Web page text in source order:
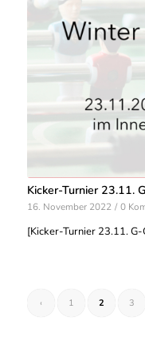
Kicker-Turnier 23.11.
16. November 2022 / 0
[Kicker-Turnier 23.11.
‹ 1 2 3